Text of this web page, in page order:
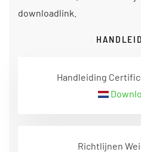
downloadlink.
Handleiding
Richtlijnen